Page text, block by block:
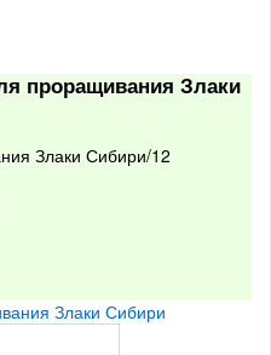
проращивания Злаки
Злаки Сибири/12